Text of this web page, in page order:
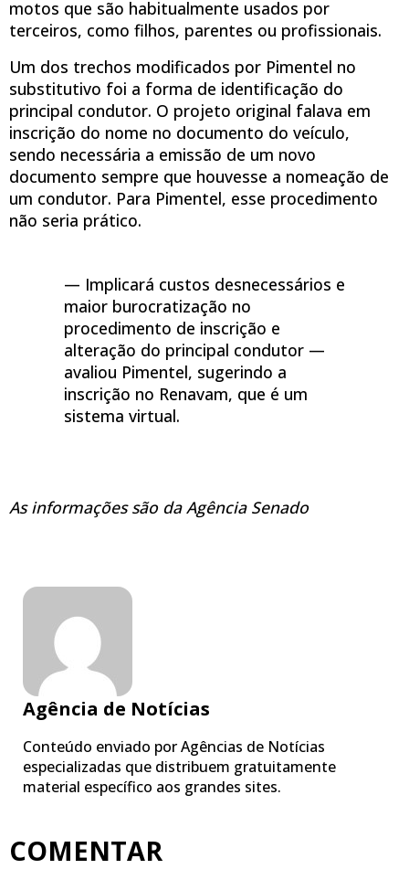
motos que são habitualmente usados por
terceiros, como filhos, parentes ou profissionais.
Um dos trechos modificados por Pimentel no
substitutivo foi a forma de identificação do
principal condutor. O projeto original falava em
inscrição do nome no documento do veículo,
sendo necessária a emissão de um novo
documento sempre que houvesse a nomeação de
um condutor. Para Pimentel, esse procedimento
não seria prático.
— Implicará custos desnecessários e
maior burocratização no
procedimento de inscrição e
alteração do principal condutor —
avaliou Pimentel, sugerindo a
inscrição no Renavam, que é um
sistema virtual.
As informações são da Agência Senado
Agência de Notícias
Conteúdo enviado por Agências de Notícias
especializadas que distribuem gratuitamente
material específico aos grandes sites.
COMENTAR